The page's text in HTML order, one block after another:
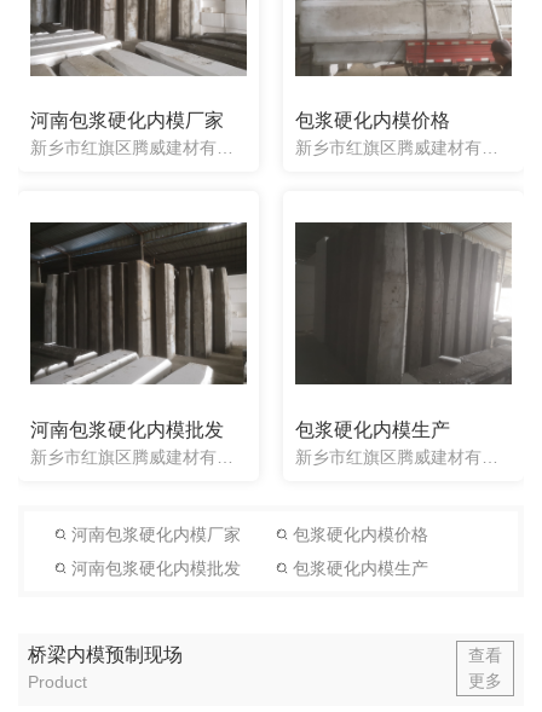
河南包浆硬化内模厂家
新乡市红旗区腾威建材有限公司是一家生产销售：泡沫内模、空心板内模、一次性桥梁芯模、桥梁内模的厂家。包浆硬化内模等产品得到广大用户的一致好评，欢迎各位来电咨询。
包浆硬化内模价格
新乡市红旗区腾威建材有限公司是一家生产销售：泡沫内模、空心板内模、一次性桥梁芯模、桥梁内模的厂家。包浆硬化内模等产品得到广大用户的一致好评，欢迎各位来电咨询。
河南包浆硬化内模批发 包浆硬化内模生产
河南包浆硬化内模厂家
包浆硬化内模价格
河南包浆硬化内模批发
包浆硬化内模生产
桥梁内模预制现场
Product
查看
更多